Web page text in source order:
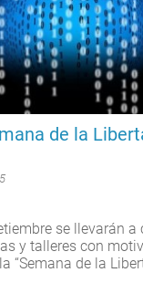
de la
se llevarán a
y talleres con
“Semana de la